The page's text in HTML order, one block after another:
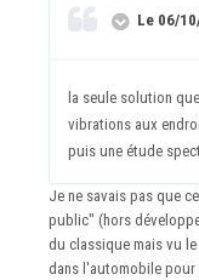
Le 06/
la seule solution
vibrations aux
puis une étude
Je ne savais pas que
public" (hors
du classique mais vu
dans l'automobile pour